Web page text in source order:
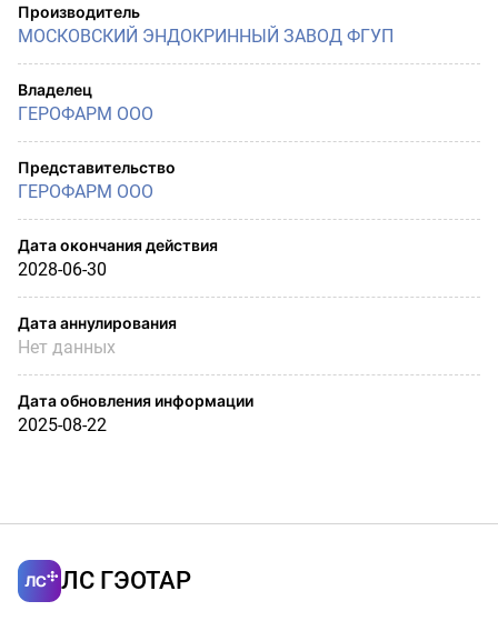
Производитель
МОСКОВСКИЙ ЭНДОКРИННЫЙ ЗАВОД ФГУП
Владелец
ГЕРОФАРМ ООО
Представительство
ГЕРОФАРМ ООО
Дата окончания действия
2028-06-30
Дата аннулирования
Нет данных
Дата обновления информации
2025-08-22
ЛС ГЭОТАР